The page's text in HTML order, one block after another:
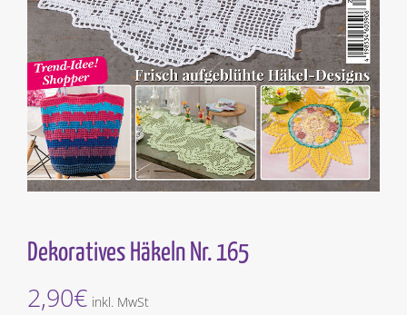
Dekoratives Häkeln Nr. 165
2,90€ inkl. MwSt